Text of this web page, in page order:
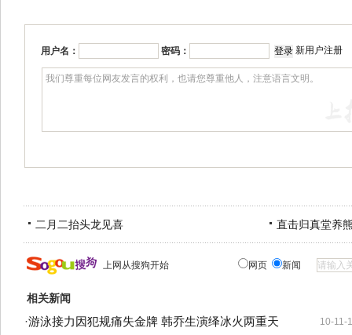
用户名： 密码： 新用户注册
二月二抬头龙见喜 直击归真堂养
上网从搜狗开始 网页 新闻
相关新闻
10-11-
·游泳接力因犯规痛失金牌 韩乔生演绎冰火两重天